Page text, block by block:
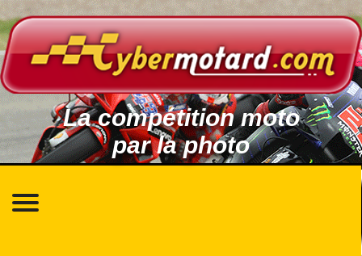
La compétition moto
par la photo